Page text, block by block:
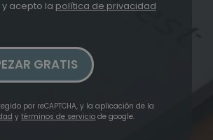
acepto la política de privacidad
por reCAPTCHA, y la aplicación de la
ytérminos de servicio de google.